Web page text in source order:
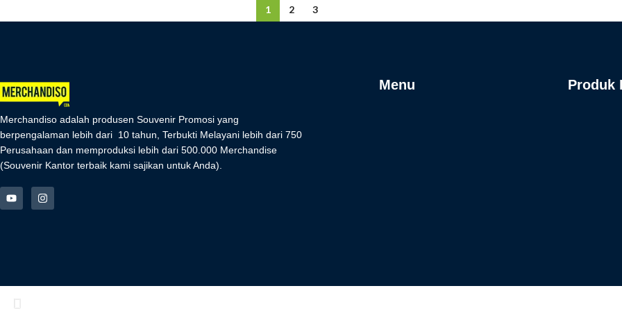
1 2 3
Merchandiso adalah produsen Souvenir Promosi yang
berpengalaman lebih dari 10 tahun, Terbukti Melayani lebih dari 750
Perusahaan dan memproduksi lebih dari 500.000 Merchandise
(Souvenir Kantor terbaik kami sajikan untuk Anda).
Menu Produk